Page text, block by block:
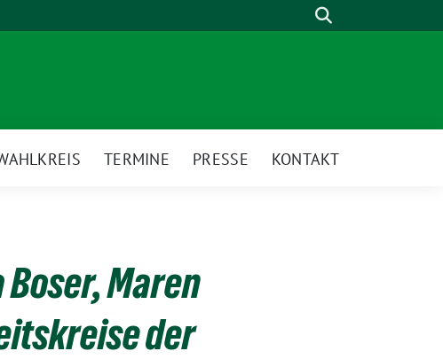
Suche
TERMINE PRESSE KONTAKT
Maren
der